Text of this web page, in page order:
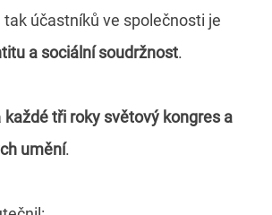
tak účastníků ve společnosti je
a sociální soudržnost.
každé tři roky světový kongres a
umění.